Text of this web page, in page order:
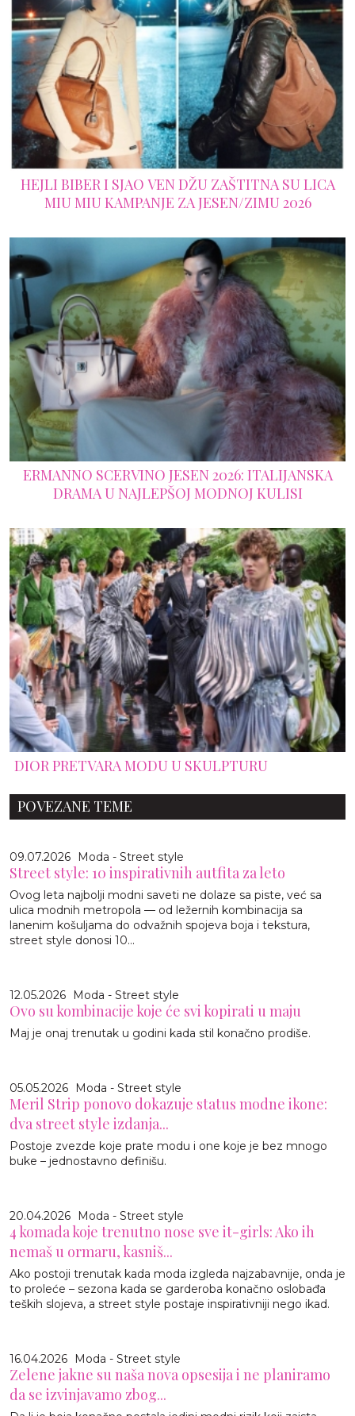
HEJLI BIBER I SJAO VEN DŽU ZAŠTITNA SU LICA
MIU MIU KAMPANJE ZA JESEN/ZIMU 2026
ERMANNO SCERVINO JESEN 2026: ITALIJANSKA
DRAMA U NAJLEPŠOJ MODNOJ KULISI
DIOR PRETVARA MODU U SKULPTURU
POVEZANE TEME
09.07.2026 Moda - Street style
Street style: 10 inspirativnih autfita za leto
Ovog leta najbolji modni saveti ne dolaze sa piste, već sa
ulica modnih metropola — od ležernih kombinacija sa
lanenim košuljama do odvažnih spojeva boja i tekstura,
street style donosi 10...
12.05.2026 Moda - Street style
Ovo su kombinacije koje će svi kopirati u maju
Maj je onaj trenutak u godini kada stil konačno prodiše.
05.05.2026 Moda - Street style
Meril Strip ponovo dokazuje status modne ikone:
dva street style izdanja...
Postoje zvezde koje prate modu i one koje je bez mnogo
buke – jednostavno definišu.
20.04.2026 Moda - Street style
4 komada koje trenutno nose sve it-girls: Ako ih
nemaš u ormaru, kasniš...
Ako postoji trenutak kada moda izgleda najzabavnije, onda je
to proleće – sezona kada se garderoba konačno oslobađa
teških slojeva, a street style postaje inspirativniji nego ikad.
16.04.2026 Moda - Street style
Zelene jakne su naša nova opsesija i ne planiramo
da se izvinjavamo zbog...